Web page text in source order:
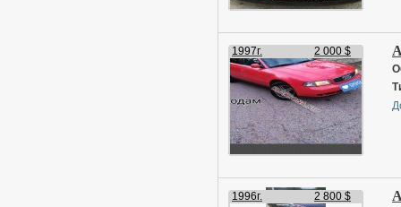
1997г. 2 000 $
1996г. 2 800 $